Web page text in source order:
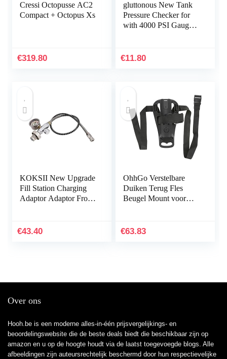
Cressi Octopusse AC2
Compact + Octopus Xs
€319.80
gluttonous New Tank
Pressure Checker for
with 4000 PSI Gauge
€11.80
KOKSII New Upgrade
Fill Station Charging
Adaptor Adaptor From
for PCP Refill
€43.40
OhhGo Verstelbare
Duiken Terug Fles
Beugel Mount voor
réir de plongée Duiken
€63.83
Over ons
Hooh.be is een moderne alles-in-één prijsvergelijkings- en
beoordelingswebsite die de beste deals biedt die beschikbaar zijn op
amazon en u op de hoogte houdt via de laatst toegevoegde blogs. Alle
afbeeldingen zijn auteursrechtelijk beschermd door hun respectievelijke